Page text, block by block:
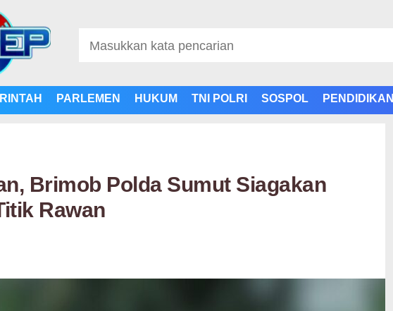
PARLEMEN HUKUM TNI POLRI SOSPOL PENDIDIKAN
Brimob Polda Sumut Siagakan
Rawan